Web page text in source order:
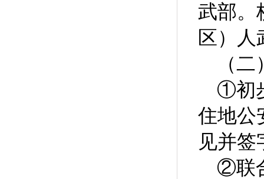
武部。
区）人
（
①初
住地公
见并签
②联